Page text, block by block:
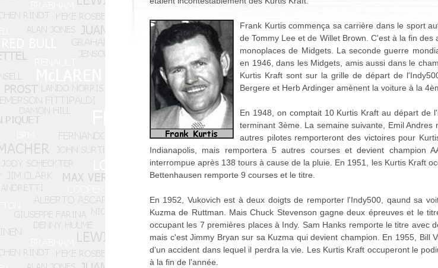
Frank Kurtis commença sa carrière dans le sport
de Tommy Lee et de Willet Brown. C'est à la fin
monoplaces de Midgets. La seconde guerre
en 1946, dans les Midgets, amis aussi dans le
Kurtis Kraft sont sur la grille de départ de
Bergere et Herb Ardinger amènent la voiture à la
En 1948, on comptait 10 Kurtis Kraft au départ de
terminant 3ème. La semaine suivante, Emil
autres pilotes remporteront des victoires pour
Indianapolis, mais remportera 5 autres courses et devient champion
interrompue après 138 tours à cause de la pluie. En 1951, les Kurtis Kraft
Bettenhausen remporte 9 courses et le titre.
En 1952, Vukovich est à deux doigts de remporter l'Indy500, qaund sa
Kuzma de Ruttman. Mais Chuck Stevenson gagne deux épreuves et le
occupant les 7 premières places à Indy. Sam Hanks remporte le titre avec
mais c'est Jimmy Bryan sur sa Kuzma qui devient champion. En 1955, Bill
d'un accident dans lequel il perdra la vie. Les Kurtis Kraft occuperont le
à la fin de l'année.